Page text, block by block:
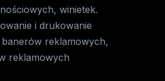
winietek.
i drukowanie
reklamowych,
reklamowych